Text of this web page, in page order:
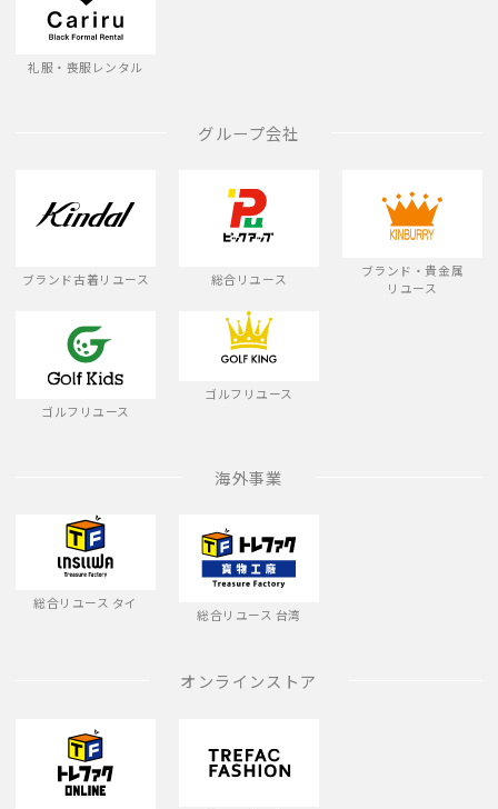
礼服・喪服レンタル
グループ会社
ブランド古着リユース 総合リユース
ブランド・貴金属
リユース
ゴルフリユース
ゴルフリユース
海外事業
総合リユース タイ
総合リユース 台湾
オンラインストア